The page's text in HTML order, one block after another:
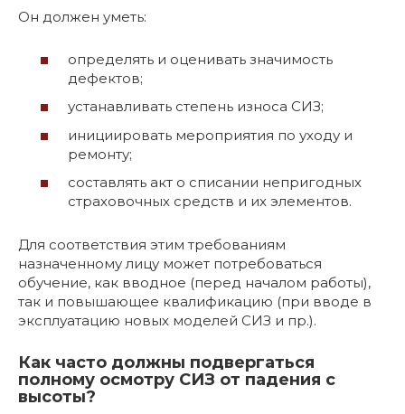
Он должен уметь:
определять и оценивать значимость
дефектов;
устанавливать степень износа СИЗ;
инициировать мероприятия по уходу и
ремонту;
составлять акт о списании непригодных
страховочных средств и их элементов.
Для соответствия этим требованиям
назначенному лицу может потребоваться
обучение, как вводное (перед началом работы),
так и повышающее квалификацию (при вводе в
эксплуатацию новых моделей СИЗ и пр.).
Как часто должны подвергаться
полному осмотру СИЗ от падения с
высоты?